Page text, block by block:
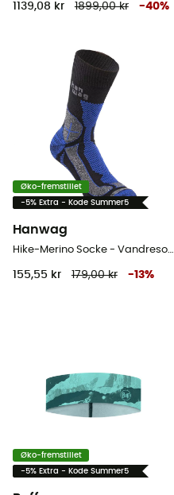
1139,08 kr 1899,00 kr -40%
Øko-fremstillet
-5% Extra - Kode Summer5
Hanwag
Hike-Merino Socke - Vandresokker
155,55 kr 179,00 kr -13%
Øko-fremstillet
-5% Extra - Kode Summer5